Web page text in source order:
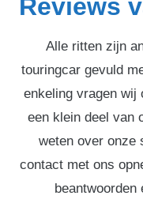
Reviews
Alle ritten zijn
touringcar gevuld
enkeling vragen wij
een klein deel van
weten over onze
contact met ons